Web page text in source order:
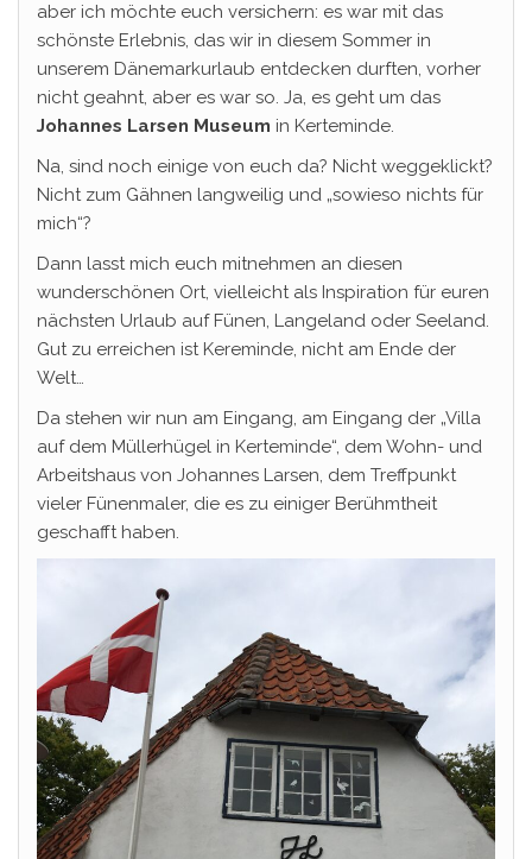
aber ich möchte euch versichern: es war mit das
schönste Erlebnis, das wir in diesem Sommer in
unserem Dänemarkurlaub entdecken durften, vorher
nicht geahnt, aber es war so. Ja, es geht um das
Johannes Larsen Museum in Kerteminde.
Na, sind noch einige von euch da? Nicht weggeklickt?
Nicht zum Gähnen langweilig und „sowieso nichts für
mich“?
Dann lasst mich euch mitnehmen an diesen
wunderschönen Ort, vielleicht als Inspiration für euren
nächsten Urlaub auf Fünen, Langeland oder Seeland.
Gut zu erreichen ist Kereminde, nicht am Ende der
Welt…
Da stehen wir nun am Eingang, am Eingang der „Villa
auf dem Müllerhügel in Kerteminde“, dem Wohn- und
Arbeitshaus von Johannes Larsen, dem Treffpunkt
vieler Fünenmaler, die es zu einiger Berühmtheit
geschafft haben.